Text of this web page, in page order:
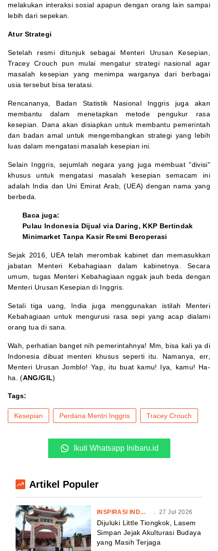
melakukan interaksi sosial apapun dengan orang lain sampai
lebih dari sepekan.
Atur Strategi
Setelah resmi ditunjuk sebagai Menteri Urusan Kesepian,
Tracey Crouch pun mulai mengatur strategi nasional agar
masalah kesepian yang menimpa warganya dari berbagai
usia tersebut bisa teratasi.
Rencananya, Badan Statistik Nasional Inggris juga akan
membantu dalam menetapkan metode pengukur rasa
kesepian. Dana akan disiapkan untuk membantu pemerintah
dan badan amal untuk mengembangkan strategi yang lebih
luas dalam mengatasi masalah kesepian ini.
Selain Inggris, sejumlah negara yang juga membuat "divisi"
khusus untuk mengatasi masalah kesepian semacam ini
adalah India dan Uni Emirat Arab, (UEA) dengan nama yang
berbeda.
Baca juga:
Pulau Indonesia Dijual via Daring, KKP Bertindak
Minimarket Tanpa Kasir Resmi Beroperasi
Sejak 2016, UEA telah merombak kabinet dan memasukkan
jabatan Menteri Kebahagiaan dalam kabinetnya. Secara
umum, tugas Menteri Kebahagiaan nggak jauh beda dengan
Menteri Urusan Kesepian di Inggris.
Setali tiga uang, India juga menggunakan istilah Menteri
Kebahagiaan untuk mengurusi rasa sepi yang acap dialami
orang tua di sana.
Wah, perhatian banget nih pemerintahnya! Mm, bisa kali ya di
Indonesia dibuat menteri khusus seperti itu. Namanya, err,
Menteri Urusan Jomblo! Yap, itu buat kamu! Iya, kamu! Ha-
ha. (ANG/GIL)
Tags:
Kesepian Perdana Mentri Inggris Tracey Crouch
Ikuti Whatsapp Inibaru.id
Artikel Populer
INSPIRASI INDONESIA . 27 Jul 2026
Dijuluki Little Tiongkok, Lasem
Simpan Jejak Akulturasi Budaya
yang Masih Terjaga